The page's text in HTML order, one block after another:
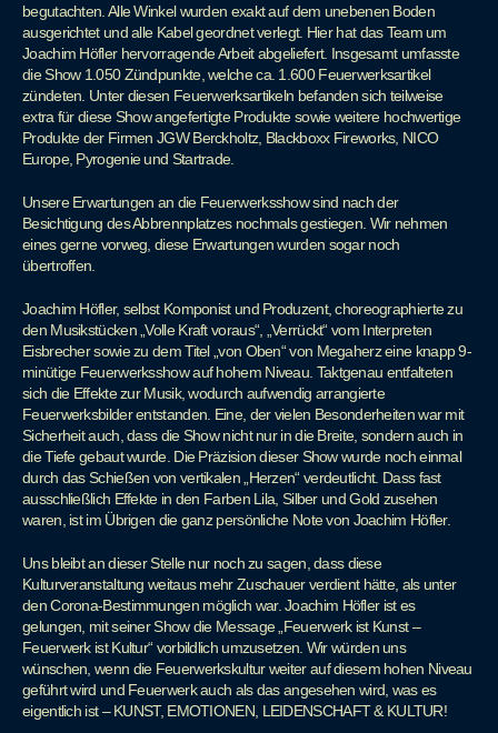
begutachten. Alle Winkel wurden exakt auf dem unebenen Boden
ausgerichtet und alle Kabel geordnet verlegt. Hier hat das Team um
Joachim Höfler hervorragende Arbeit abgeliefert. Insgesamt umfasste
die Show 1.050 Zündpunkte, welche ca. 1.600 Feuerwerksartikel
zündeten. Unter diesen Feuerwerksartikeln befanden sich teilweise
extra für diese Show angefertigte Produkte sowie weitere hochwertige
Produkte der Firmen JGW Berckholtz, Blackboxx Fireworks, NICO
Europe, Pyrogenie und Startrade.
Unsere Erwartungen an die Feuerwerksshow sind nach der
Besichtigung des Abbrennplatzes nochmals gestiegen. Wir nehmen
eines gerne vorweg, diese Erwartungen wurden sogar noch
übertroffen.
Joachim Höfler, selbst Komponist und Produzent, choreographierte zu
den Musikstücken „Volle Kraft voraus“, „Verrückt“ vom Interpreten
Eisbrecher sowie zu dem Titel „von Oben“ von Megaherz eine knapp 9-
minütige Feuerwerksshow auf hohem Niveau. Taktgenau entfalteten
sich die Effekte zur Musik, wodurch aufwendig arrangierte
Feuerwerksbilder entstanden. Eine, der vielen Besonderheiten war mit
Sicherheit auch, dass die Show nicht nur in die Breite, sondern auch in
die Tiefe gebaut wurde. Die Präzision dieser Show wurde noch einmal
durch das Schießen von vertikalen „Herzen“ verdeutlicht. Dass fast
ausschließlich Effekte in den Farben Lila, Silber und Gold zusehen
waren, ist im Übrigen die ganz persönliche Note von Joachim Höfler.
Uns bleibt an dieser Stelle nur noch zu sagen, dass diese
Kulturveranstaltung weitaus mehr Zuschauer verdient hätte, als unter
den Corona-Bestimmungen möglich war. Joachim Höfler ist es
gelungen, mit seiner Show die Message „Feuerwerk ist Kunst –
Feuerwerk ist Kultur“ vorbildlich umzusetzen. Wir würden uns
wünschen, wenn die Feuerwerkskultur weiter auf diesem hohen Niveau
geführt wird und Feuerwerk auch als das angesehen wird, was es
eigentlich ist – KUNST, EMOTIONEN, LEIDENSCHAFT & KULTUR!